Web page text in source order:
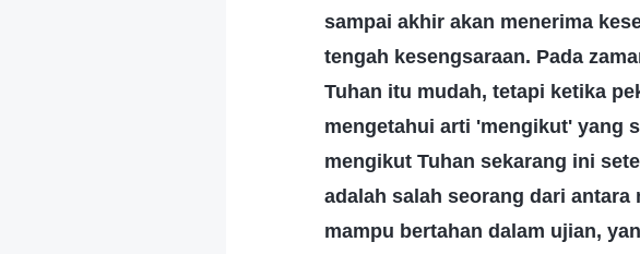
sampai akhir akan menerima
tengah kesengsaraan. Pada
Tuhan itu mudah, tetapi ketika
mengetahui arti 'mengikut' yang
mengikut Tuhan sekarang ini
adalah salah seorang dari
mampu bertahan dalam ujian,